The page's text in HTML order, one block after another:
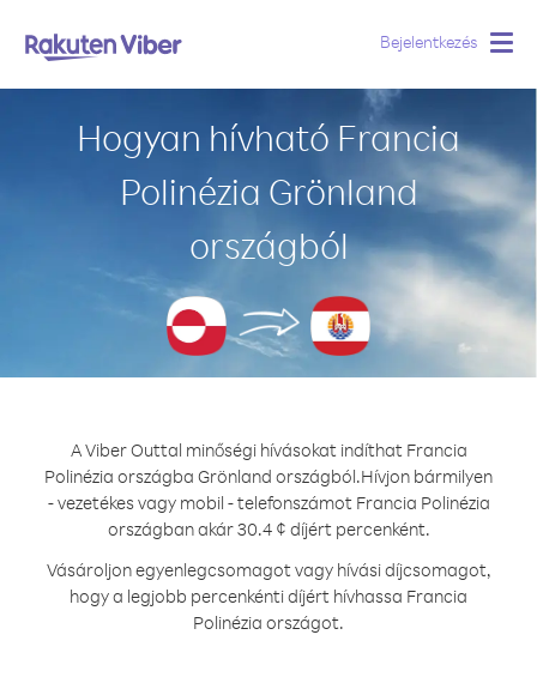
Bejelentkezés
Hogyan hívható Francia
Polinézia Grönland
országból
A Viber Outtal minőségi hívásokat indíthat Francia
Polinézia országba Grönland országból.Hívjon bármilyen
- vezetékes vagy mobil - telefonszámot Francia Polinézia
országban akár 30.4 ¢ díjért percenként.
Vásároljon egyenlegcsomagot vagy hívási díjcsomagot,
hogy a legjobb percenkénti díjért hívhassa Francia
Polinézia országot.